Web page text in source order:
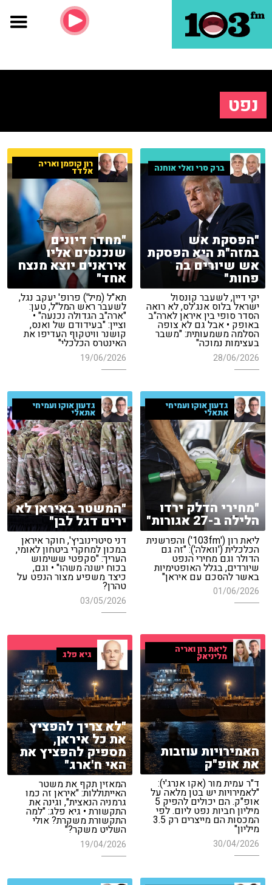
נפט
ברק סרי ואלי אוחנה
"הפסקת אש
במזה"ת היא הפסקת
אש שיורים בה
פחות"
יקי דיין, לשעבר קונסול
ישראל בלוס אנג'לס, לא רואה
הסדר סופי בין איראן לארה"ב
באופק • אבל גם לא צופה
הסלמה משמעותית: "משבר
בעצימות נמוכה"
28/06/2026
רון קופמן ואריה
אלדד
"מחדר דיונים
שנכנסים אליו
איראנים יוצא מנצח
אחד"
תא"ל (מיל') פרופ' יעקב נגל,
לשעבר ראש המל"ל, טען:
"ארה"ב הגדולה נכנעה" •
וציין: "בעידודם של ואנס,
קושנר וויטקוף העדיפו את
האינטרס הכלכלי"
19/06/2026
גדעון אוקו ועמיחי
אתאלי
"מחירי הדלק ירדו
הלילה ב-27 אגורות"
ליאת רון ('103fm') והפרשנית
הכלכלית ('וואלה'): "זה גם
הדולר וגם מחירי הנפט
שיורדים, בגלל האופטימיות
באשר להסכם עם איראן"
01/06/2026
גדעון אוקו ועמיחי
אתאלי
"המשטר באיראן לא
ירים דגל לבן"
דני סיטרינוביץ', חוקר איראן
במכון למחקרי ביטחון לאומי,
העריך: "סקפטי ששימוש
בכוח ישנה משהו" • וגם,
כיצד משפיע מצור הנפט על
טהרן?
03/05/2026
ליאת רון ואריה
מליניאק
האמירויות עוזבות
את אופ"ק
ד"ר עמית מור (אקו אנרג'י):
"לאמירויות יש בטן מלאה על
אופ"ק. הם יכולים להפיק 5
מיליון חביות נפט ליום. לפי
המכסות הם מייצרים רק 3.5
מיליון"
30/04/2026
גיא פלג
"לא צריך להפציץ
את כל איראן,
מספיק להפציץ את
האי ח'ארג"
המאזין תקף את משטר
האייתוללות: "איראן זה כמו
גרמניה הנאצית", וגינה את
התקשורת • גיא פלג: "למה
התקשורת משקרת? אולי
השליט משקר?"
19/04/2026